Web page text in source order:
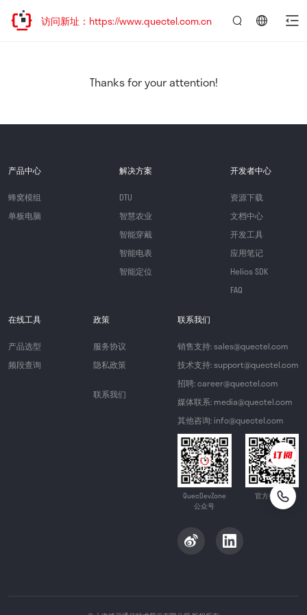
，欢迎访问新址：https://www.quectel.com.cn
Thanks for your attention!
产品中心
蜂窝模组
单板电脑
解决方案
DTU
智慧农业
智能穿戴
智能电表
智能定位
开发者中心
资源下载
文档中心
开发工具
应用笔记
Helios SDK
FAQ
在线工具
产品选型
频段查询
政策
服务协议
隐私政策
联系我们
联系我们
销售支持: sales@quectel.com
技术支持: support@quectel.com
招聘: career@quectel.com
媒体联系: media@quectel.com
其他咨询: info@quectel.com
QuecDevZone
公众号
官方公众号